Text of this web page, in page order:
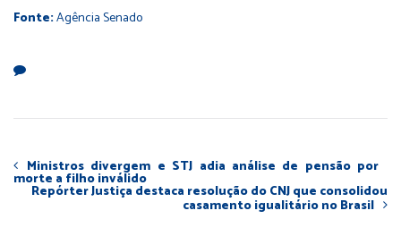
Fonte:Agência Senado
Ministros divergem e STJ adia análise de pensão por
morte a filho inválido
Repórter Justiça destaca resolução do CNJ que consolidou
casamento igualitário no Brasil